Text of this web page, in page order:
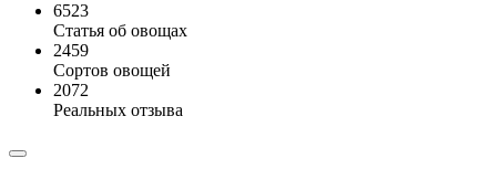
6523
Статья об овощах
2459
Сортов овощей
2072
Реальных отзыва